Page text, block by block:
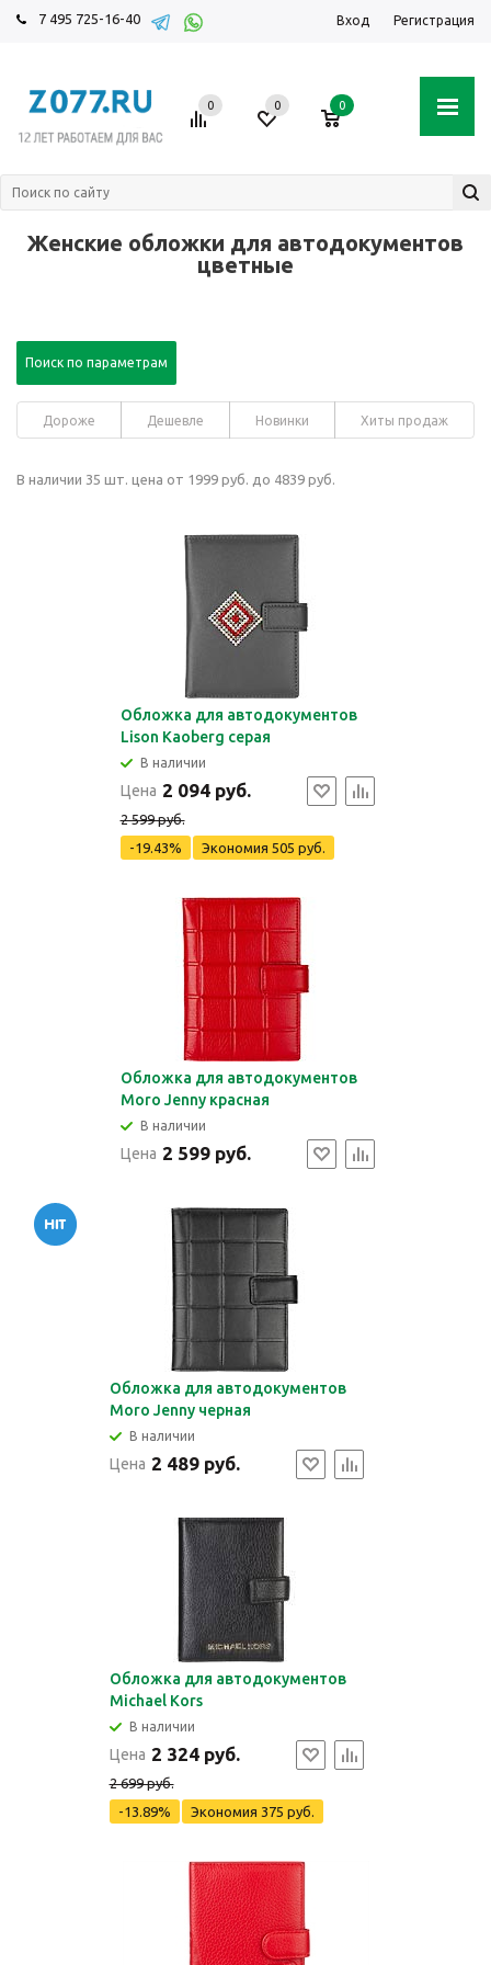
7 495 725-16-40 Вход Регистрация
0 0 0
Женские обложки для автодокументов
цветные
Поиск по параметрам
Дороже Дешевле Новинки Хиты продаж
В наличии 35 шт. цена от 1999 руб. до 4839 руб.
Обложка для автодокументов
Lison Kaoberg серая
В наличии
Цена 2 094 руб.
2 599 руб.
-19.43%
Экономия 505 руб.
Обложка для автодокументов
Moro Jenny красная
В наличии
Цена 2 599 руб.
Обложка для автодокументов
Moro Jenny черная
В наличии
Цена 2 489 руб.
Обложка для автодокументов
Michael Kors
В наличии
Цена 2 324 руб.
2 699 руб.
-13.89%
Экономия 375 руб.